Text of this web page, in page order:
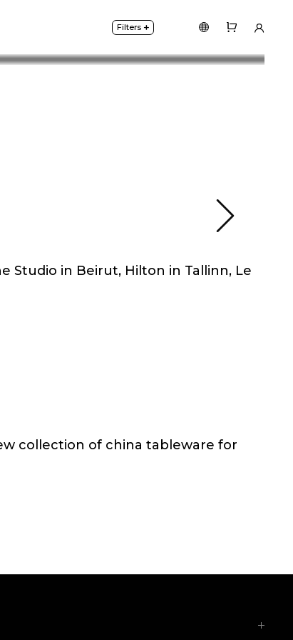
Filters +
CENTERSVET.
Studio in Beirut, Hilton in Tallinn, Le
collection of china tableware for